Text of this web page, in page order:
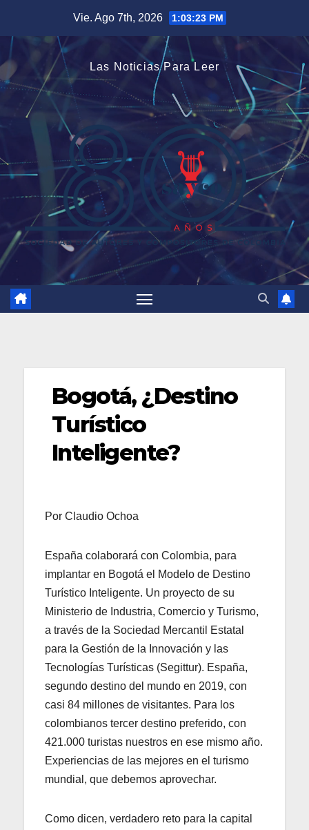
contenido
Vie. Ago 7th, 2026 1:03:24 PM
Las Noticias Para Leer
Bogotá, ¿Destino
Turístico
Inteligente?
Por Claudio Ochoa
España colaborará con Colombia, para
implantar en Bogotá el Modelo de Destino
Turístico Inteligente. Un proyecto de su
Ministerio de Industria, Comercio y Turismo,
a través de la Sociedad Mercantil Estatal
para la Gestión de la Innovación y las
Tecnologías Turísticas (Segittur). España,
segundo destino del mundo en 2019, con
casi 84 millones de visitantes. Para los
colombianos tercer destino preferido, con
421.000 turistas nuestros en ese mismo año.
Experiencias de las mejores en el turismo
mundial, que debemos aprovechar.
Como dicen, verdadero reto para la capital